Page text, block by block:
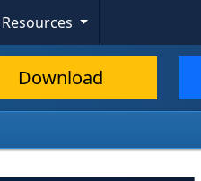
Download